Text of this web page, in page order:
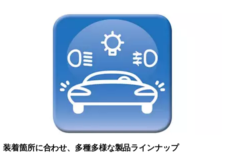
装着箇所に合わせ、多種多様な製品ラインナップ